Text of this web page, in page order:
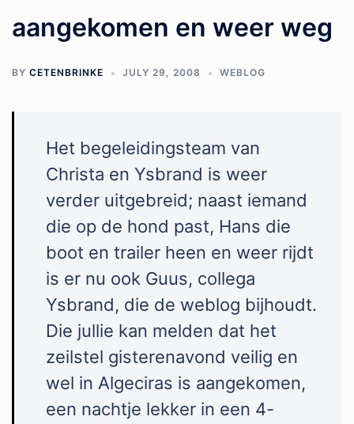
aangekomen en weer weg
BY CETENBRINKE JULY 29, 2008 WEBLOG
Het begeleidingsteam van
Christa en Ysbrand is weer
verder uitgebreid; naast iemand
die op de hond past, Hans die
boot en trailer heen en weer rijdt
is er nu ook Guus, collega
Ysbrand, die de weblog bijhoudt.
Die jullie kan melden dat het
zeilstel gisterenavond veilig en
wel in Algeciras is aangekomen,
een nachtje lekker in een 4-